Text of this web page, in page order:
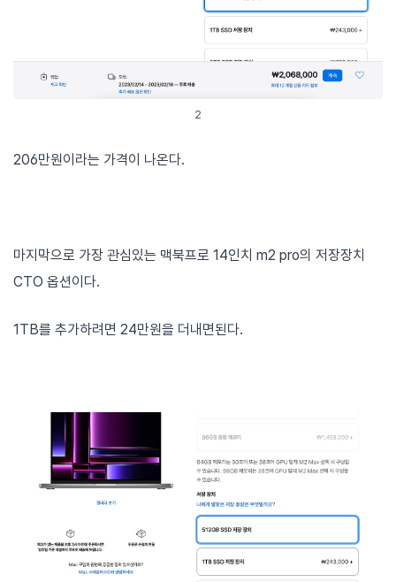
2
206만원이라는 가격이 나온다.
마지막으로 가장 관심있는 맥북프로 14인치 m2 pro의 저장장치
CTO 옵션이다.
1TB를 추가하려면 24만원을 더내면된다.